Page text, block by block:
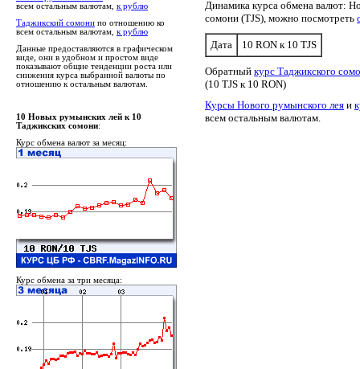
всем остальным валютам, к рублю
Таджикский сомони по отношению ко
всем остальным валютам, к рублю
Данные предоставляются в графическом
виде, они в удобном и простом виде
показывают общие тенденции роста или
снижения курса выбранной валюты по
отношению к остальным валютам.
Динамика курса обмена валют:
сомони (TJS), можно посмотреть
Дата 10 RON к 10 TJS
Обратный курс Таджикского
(10 TJS к 10 RON)
Курсы Нового румынского лея и
всем остальным валютам.
10 Новых румынских лей к 10
Таджикских сомони:
Курс обмена валют за месяц:
Курс обмена за три месяца: